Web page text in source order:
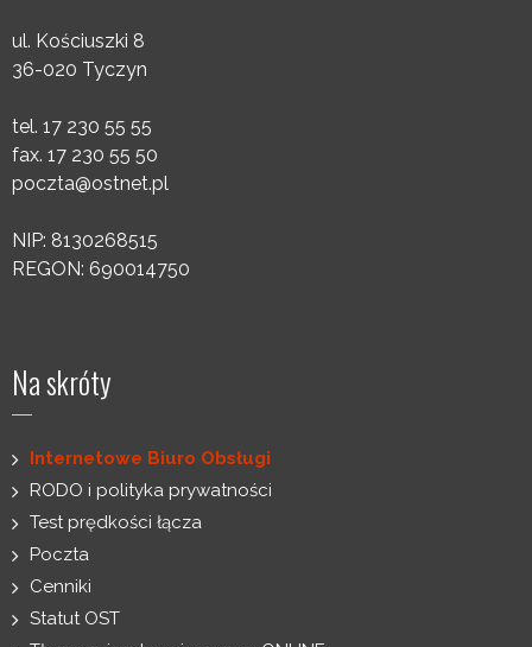
ul. Kościuszki 8
36-020 Tyczyn
tel. 17 230 55 55
fax. 17 230 55 50
poczta@ostnet.pl
NIP: 8130268515
REGON: 690014750
Na skróty
Internetowe Biuro Obsługi
RODO i polityka prywatności
Test prędkości łącza
Poczta
Cenniki
Statut OST